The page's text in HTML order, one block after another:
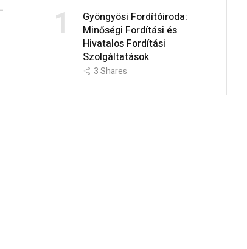
1
Gyöngyösi Fordítóiroda:
Minőségi Fordítási és
Hivatalos Fordítási
Szolgáltatások
3Shares